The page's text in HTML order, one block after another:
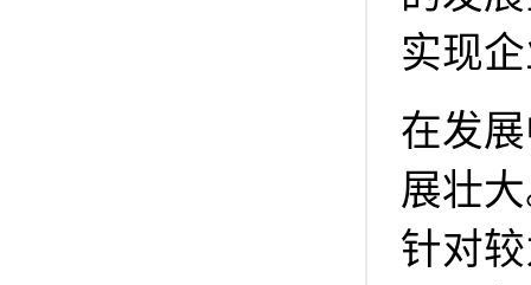
实现
在发
展壮
针对